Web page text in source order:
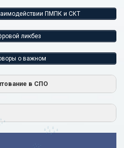
ПМПК и СКТ
ликбез
о важном
в СПО
РФ от 17.11.2025 г. № 1824
образовательного
РФ от 17.11.2025 г. № 3326-